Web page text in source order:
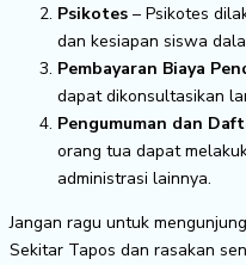
Psikotes – Psikotes
dan kesiapan siswa
Pembayaran Biaya
dapat dikonsultasikan
Pengumuman dan
orang tua dapat
administrasi lainnya.
Jangan ragu untuk
Sekitar Tapos dan rasakan